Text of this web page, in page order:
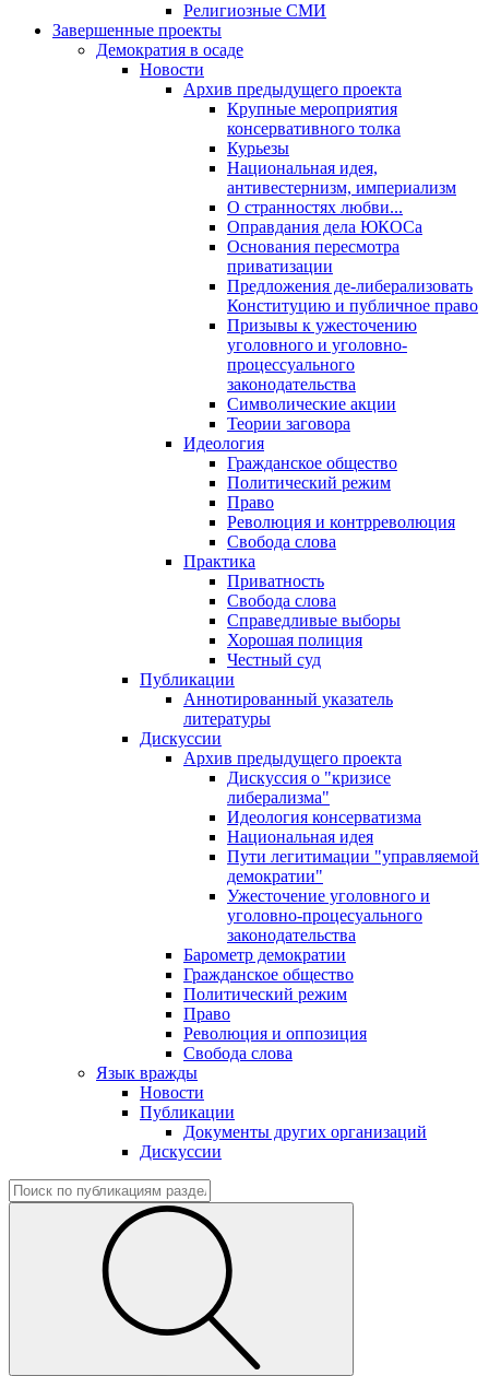
Религиозные СМИ
Завершенные проекты
Демократия в осаде
Новости
Архив предыдущего проекта
Крупные мероприятия
консервативного толка
Курьезы
Национальная идея,
антивестернизм, империализм
О странностях любви...
Оправдания дела ЮКОСа
Основания пересмотра
приватизации
Предложения де-либерализовать
Конституцию и публичное право
Призывы к ужесточению
уголовного и уголовно-
процессуального
законодательства
Символические акции
Теории заговора
Идеология
Гражданское общество
Политический режим
Право
Революция и контрреволюция
Свобода слова
Практика
Приватность
Свобода слова
Справедливые выборы
Хорошая полиция
Честный суд
Публикации
Аннотированный указатель
литературы
Дискуссии
Архив предыдущего проекта
Дискуссия о "кризисе
либерализма"
Идеология консерватизма
Национальная идея
Пути легитимации "управляемой
демократии"
Ужесточение уголовного и
уголовно-процесуального
законодательства
Барометр демократии
Гражданское общество
Политический режим
Право
Революция и оппозиция
Свобода слова
Язык вражды
Новости
Публикации
Документы других организаций
Дискуссии